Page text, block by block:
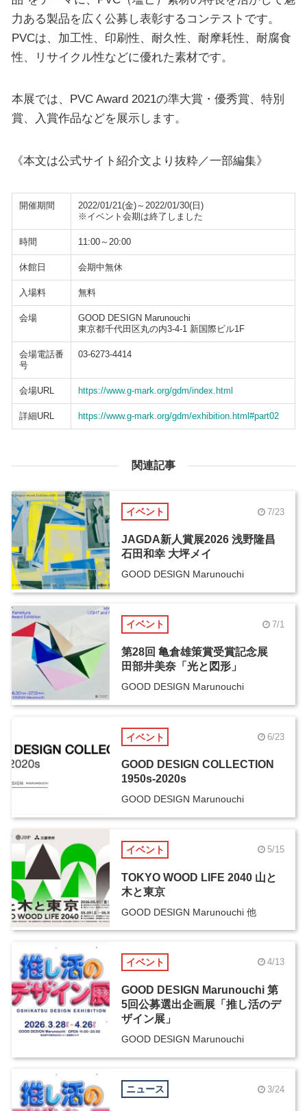
力ある製品を広く公募し表彰するコンテストです。
PVCは、加工性、印刷性、耐久性、耐摩耗性、耐腐食
性、リサイクル性などに優れた素材です。
本展では、PVC Award 2021の準大賞・優秀賞、特別
賞、入賞作品などを展示します。
《本文は公式サイト紹介文より抜粋／一部編集》
開催期間
2022/01/21(金)～2022/01/30(日)
※イベント会期は終了しました
時間 11:00～20:00
休館日 会期中無休
入場料 無料
会場
GOOD DESIGN Marunouchi
東京都千代田区丸の内3-4-1 新国際ビル1F
会場電話番
号
03-6273-4414
会場URL https://www.g-mark.org/gdm/index.html
詳細URL https://www.g-mark.org/gdm/exhibition.html#part02
関連記事
イベント 7/23
JAGDA新人賞展2026 浅野隆昌
石田和幸 大坪メイ
GOOD DESIGN Marunouchi
イベント 7/1
第28回 亀倉雄策賞受賞記念展
田部井美奈「光と図形」
GOOD DESIGN Marunouchi
イベント 6/23
GOOD DESIGN COLLECTION
1950s-2020s
GOOD DESIGN Marunouchi
イベント 5/15
TOKYO WOOD LIFE 2040 山と
木と東京
GOOD DESIGN Marunouchi 他
イベント 4/13
GOOD DESIGN Marunouchi 第
5回公募選出企画展「推し活のデ
ザイン展」
GOOD DESIGN Marunouchi
ニュース 3/24